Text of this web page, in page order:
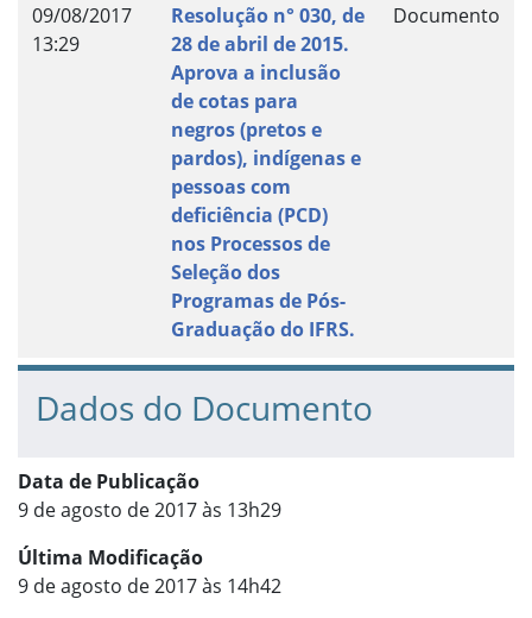
09/08/2017
13:29
Resolução n° 030, de
28 de abril de 2015.
Aprova a inclusão
de cotas para
negros (pretos e
pardos), indígenas e
pessoas com
deficiência (PCD)
nos Processos de
Seleção dos
Programas de Pós-
Graduação do IFRS.
Documento
Dados do Documento
Data de Publicação
9 de agosto de 2017 às 13h29
Última Modificação
9 de agosto de 2017 às 14h42